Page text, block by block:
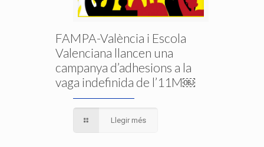
FAMPA-València i Escola
Valenciana llancen una
campanya d’adhesions a la
vaga indefinida de l’11M￼
Llegir més